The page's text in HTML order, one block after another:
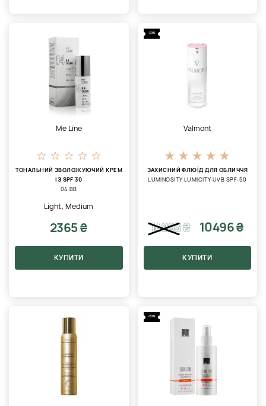
Me Line
ТОНАЛЬНИЙ ЗВОЛОЖУЮЧИЙ КРЕМ
ІЗ SPF 30
04 BB
Light,Medium
2365 ₴
КУПИТИ
-30%
Valmont
ЗАХИСНИЙ ФЛЮЇД ДЛЯ ОБЛИЧЧЯ
LUMINOSITY LUMICITY UVB SPF-50
14993₴ 10496 ₴
КУПИТИ
-20%